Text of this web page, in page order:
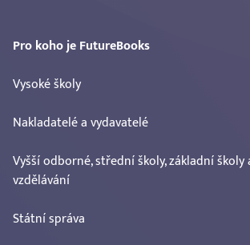
Pro koho je FutureBooks
Vysoké školy
Nakladatelé a vydavatelé
Vyšší odborné, střední školy, základní školy
vzdělávání
Státní správa